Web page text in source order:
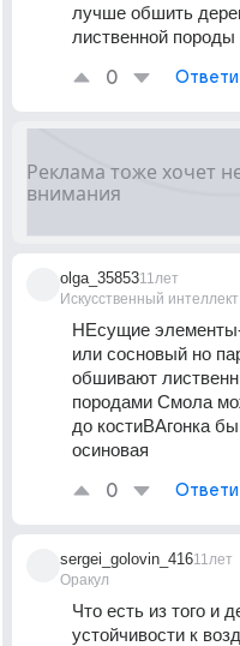
лучше обшить
лиственной породы
0
olga_35853
Искусственный интеллект
11лет
НЕсущие
или сосновый но
обшивают
породами Смола
до костиВАгонка
осиновая
0
sergei_golovin_416
Оракул
11лет
Что есть из того и
устойчивости к